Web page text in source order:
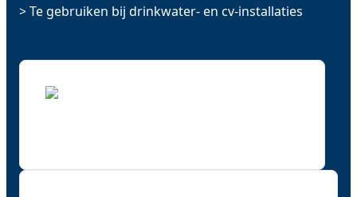
> Te gebruiken bij drinkwater- en cv-installaties